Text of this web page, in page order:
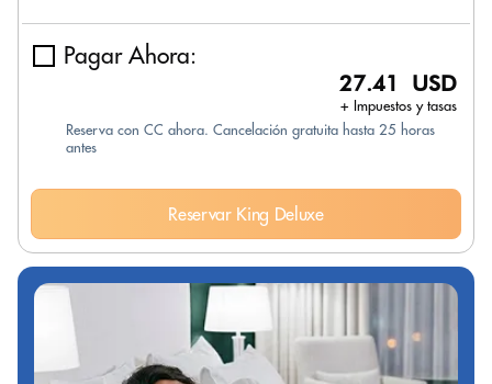
Pagar Ahora:
27.41 USD
+ Impuestos y tasas
Reserva con CC ahora. Cancelación gratuita hasta 25 horas
antes
Reservar King Deluxe